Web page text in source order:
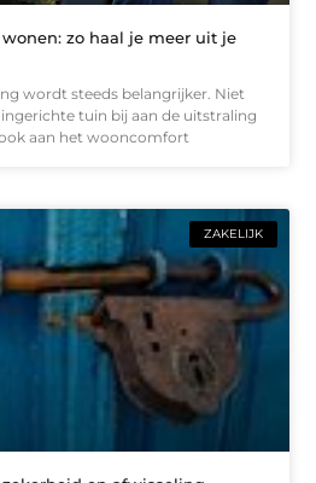
zo haal je meer uit je
wordt steeds belangrijker. Niet
tuin bij aan de uitstraling
aan het wooncomfort
ZAKELIJK